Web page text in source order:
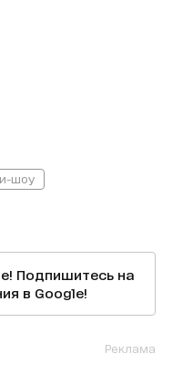
шоу
Подпишитесь на
в Google!
Реклама